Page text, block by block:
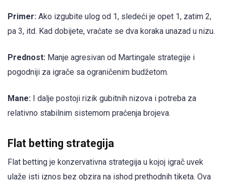
Primer: Ako izgubite ulog od 1, sledeći je opet 1, zatim 2,
pa 3, itd. Kad dobijete, vraćate se dva koraka unazad u nizu.
Prednost: Manje agresivan od Martingale strategije i
pogodniji za igrače sa ograničenim budžetom.
Mane: I dalje postoji rizik gubitnih nizova i potreba za
relativno stabilnim sistemom praćenja brojeva.
Flat betting strategija
Flat betting je konzervativna strategija u kojoj igrač uvek
ulaže isti iznos bez obzira na ishod prethodnih tiketa. Ova